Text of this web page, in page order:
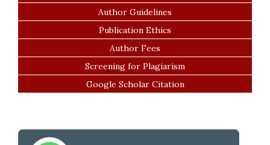
Author Guidelines
Publication Ethics
Author Fees
Screening for Plagiarism
Google Scholar Citation